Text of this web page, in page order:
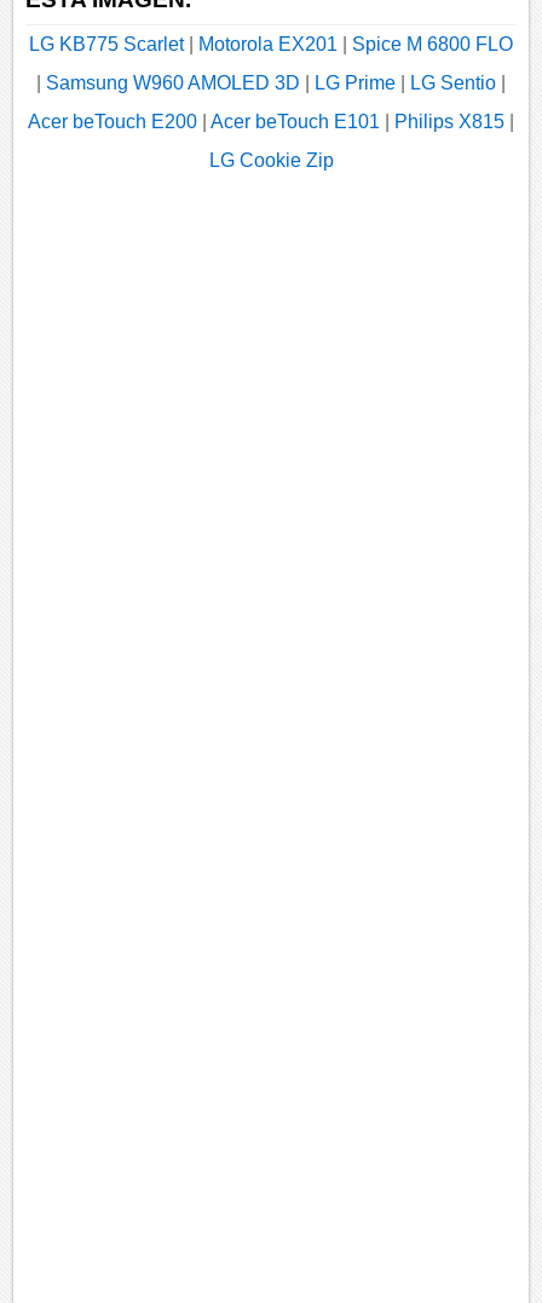
LG KB775 Scarlet| Motorola EX201
Spice M 6800 FLO
Samsung W960 AMOLED 3D LG Prime LG Sentio
Acer beTouch E200
Acer beTouch E101 Philips X815
LG Cookie Zip